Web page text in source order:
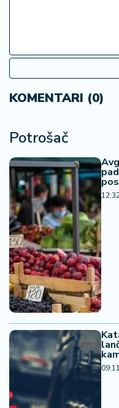
KOMENTARI (0)
Potrošač
09:11